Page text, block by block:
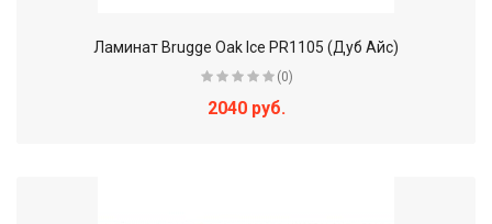
Ламинат Brugge Oak Ice PR1105 (Дуб Айс)
(0)
2040 руб.